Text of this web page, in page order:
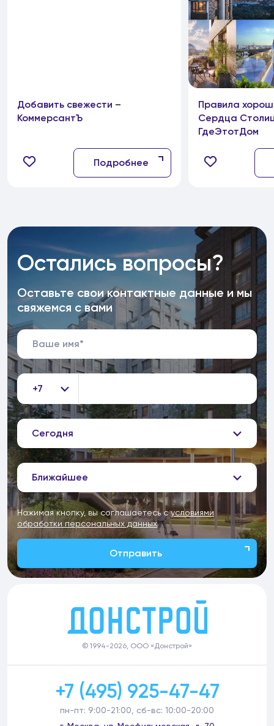
Добавить свежести –
КоммерсантЪ
Подробнее
Правила
Сердца
ГдеЭтотДом
Остались вопросы?
Оставьте свои контактные данные и мы
свяжемся с вами
+7
Сегодня
Ближайшее
Нажимая кнопку, вы соглашаетесь сусловиями
обработки персональных данных
Отправить
© 1994-2026, ООО «Донстрой»
+7 (495) 925-47-47
пн-пт: 9:00-21:00, сб-вс: 10:00-20:00